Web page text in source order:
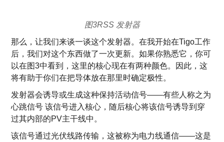
图3RSS 发射器
那么，让我们来谈一谈这个发射器。在我开始在Tigo工作
后，我们对这个东西做了一次更新。如果你熟悉它，你可
以在图3中看到，这里的核心现在有两种颜色。因此，这
将有助于你们在把导体放在那里时确定极性。
发射器会诱导或生成这种保持活动信号——有些人称之为
心跳信号 该信号进入核心，随后核心将该信号诱导到穿
过其内部的PV主干线中。
该信号通过光伏线路传输，这被称为电力线通信——这是